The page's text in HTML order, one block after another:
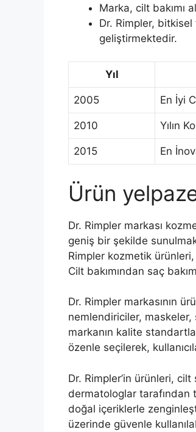
Marka, cilt bakımı
Dr. Rimpler,
geliştirmektedir.
Yıl
2005 En İyi
2010 Yılın
2015 En
Ürün
Dr. Rimpler markası
geniş bir şekilde
Rimpler kozmetik ürünleri,
Cilt bakımından saç
Dr. Rimpler markasının
nemlendiriciler,
markanın kalite
özenle seçilerek,
Dr. Rimpler’in ürünleri,
dermatologlar tarafından
doğal içeriklerle
üzerinde güvenle